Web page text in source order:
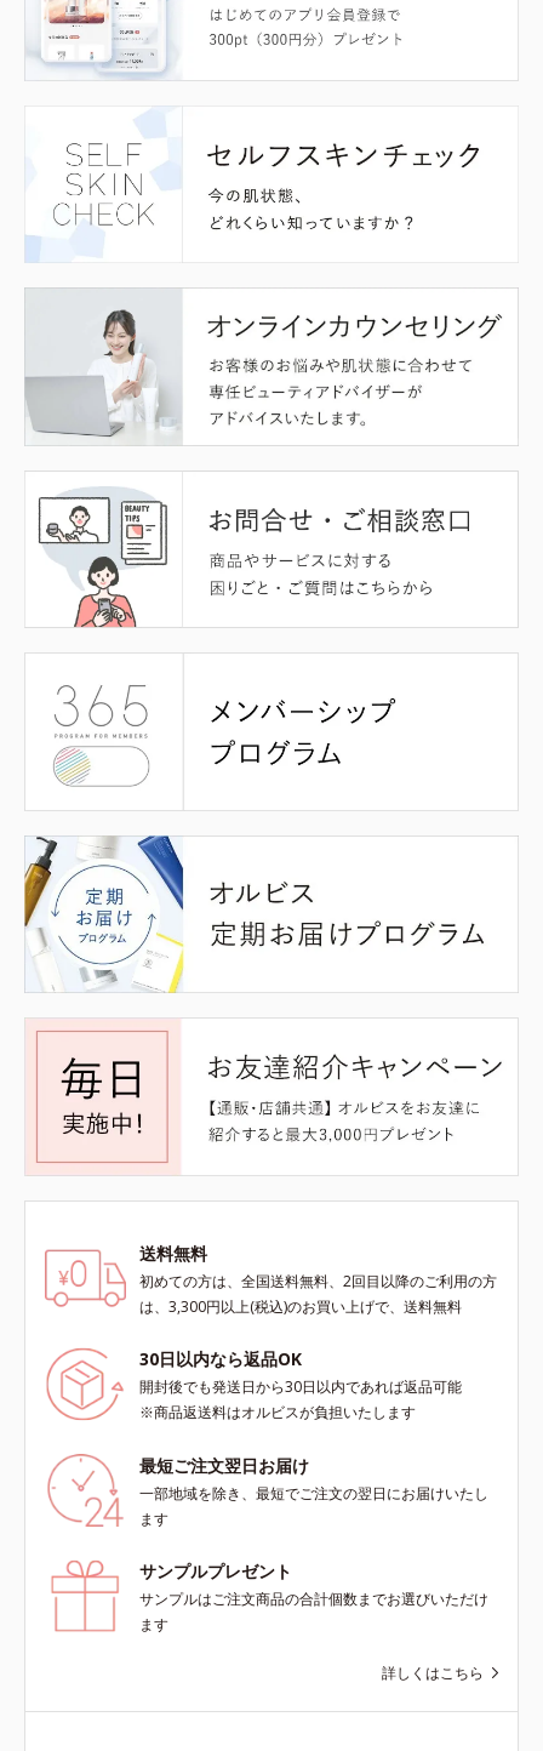
送料無料
初めての方は、全国送料無料、2回目以降のご利用の方
は、3,300円以上(税込)のお買い上げで、送料無料
30日以内なら返品OK
開封後でも発送日から30日以内であれば返品可能
※商品返送料はオルビスが負担いたします
最短ご注文翌日お届け
一部地域を除き、最短でご注文の翌日にお届けいたし
ます
サンプルプレゼント
サンプルはご注文商品の合計個数までお選びいただけ
ます
詳しくはこちら